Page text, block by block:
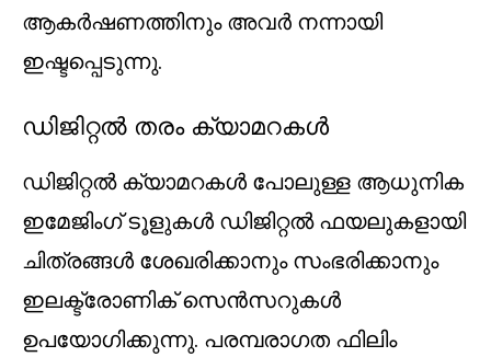
ആകർഷണത്തിനും അവർ നന്നായി
ഇഷ്ടപ്പെടുന്നു.
ഡിജിറ്റൽ തരം ക്യാമറകൾ
ഡിജിറ്റൽ ക്യാമറകൾ പോലുള്ള ആധുനിക
ഇമേജിംഗ് ടൂളുകൾ ഡിജിറ്റൽ ഫയലുകളായി
ചിത്രങ്ങൾ ശേഖരിക്കാനും സംഭരിക്കാനും
ഇലക്ട്രോണിക് സെൻസറുകൾ
ഉപയോഗിക്കുന്നു. പരമ്പരാഗത ഫിലിം